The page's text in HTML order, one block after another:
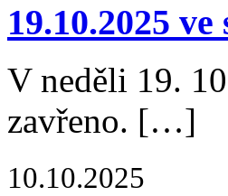
19.10.2025
V neděli 19.
zavřeno. […]
10.10.2025